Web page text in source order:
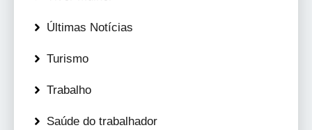
Últimas Notícias
Turismo
Trabalho
Saúde do trabalhador